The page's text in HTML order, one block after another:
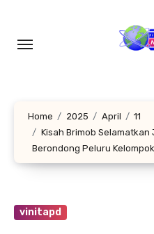
konten
Home 2025 April
11
Kisah Brimob
Berondong Peluru
vinitapd